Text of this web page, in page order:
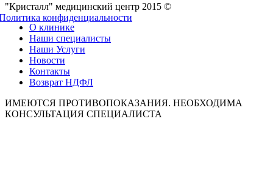
"Кристалл" медицинский центр 2015 ©
конфиденциальности
О клинике
Наши специалисты
Наши Услуги
Новости
Контакты
Возврат НДФЛ
ИМЕЮТСЯ ПРОТИВОПОКАЗАНИЯ. НЕОБХОДИМА
КОНСУЛЬТАЦИЯ СПЕЦИАЛИСТА